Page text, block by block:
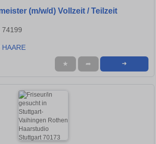
(m/w/d) Vollzeit / Teilzeit
74199
HAARE
★ ➦ ➜